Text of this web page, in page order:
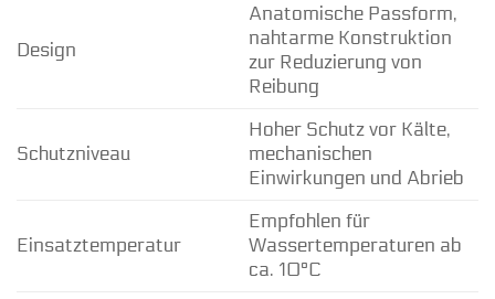
Design
Anatomische Passform,
nahtarme Konstruktion
zur Reduzierung von
Reibung
Schutzniveau
Hoher Schutz vor Kälte,
mechanischen
Einwirkungen und Abrieb
Einsatztemperatur
Empfohlen für
Wassertemperaturen ab
ca. 10°C